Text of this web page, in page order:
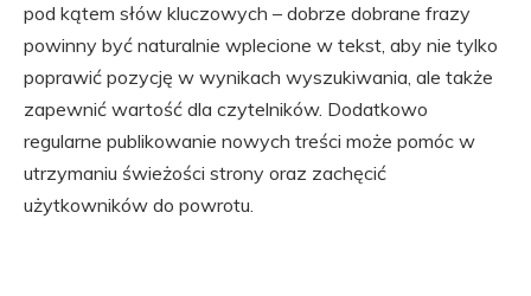
pod kątem słów kluczowych – dobrze dobrane frazy
powinny być naturalnie wplecione w tekst, aby nie tylko
poprawić pozycję w wynikach wyszukiwania, ale także
zapewnić wartość dla czytelników. Dodatkowo
regularne publikowanie nowych treści może pomóc w
utrzymaniu świeżości strony oraz zachęcić
użytkowników do powrotu.